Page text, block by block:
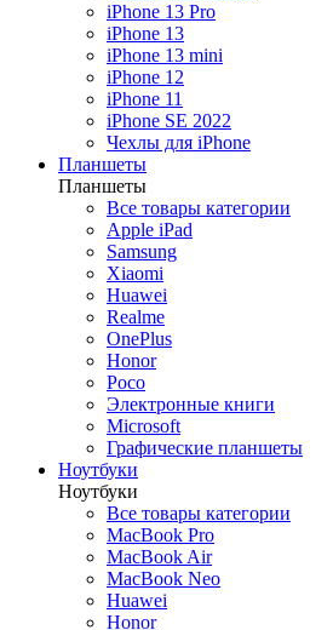
Все товары категории
Apple iPad
Samsung
Xiaomi
Huawei
Honor
Poco
Электронные книги
Microsoft
reMarkable
Все планшеты
Ноутбуки
Назад
Ноутбуки
Все товары категории
MacBook
Huawei
Honor
HP
Lenovo
Samsung
MSI
Acer
Asus
FlashBook
Xiaomi
iPhone 13 Pro
iPhone 13
iPhone 13 mini
iPhone 12
iPhone 11
iPhone SE 2022
Чехлы для iPhone
Планшеты
Планшеты
Все товары категории
Apple iPad
Samsung
Xiaomi
Huawei
Realme
OnePlus
Honor
Poco
Электронные книги
Microsoft
Графические планшеты
Ноутбуки
Ноутбуки
Все товары категории
MacBook Pro
MacBook Air
MacBook Neo
Huawei
Honor